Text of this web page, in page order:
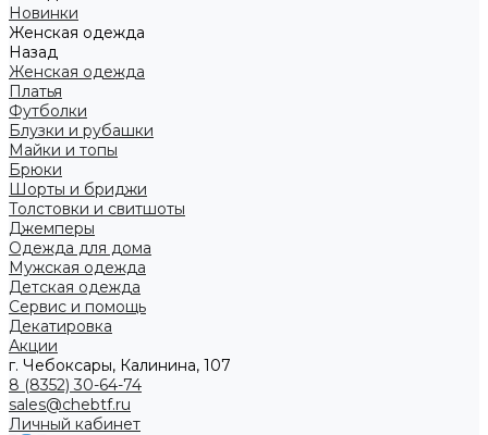
Новинки
Женская одежда
Назад
Женская одежда
Платья
Футболки
Блузки и рубашки
Майки и топы
Брюки
Шорты и бриджи
Толстовки и свитшоты
Джемперы
Одежда для дома
Мужская одежда
Детская одежда
Сервис и помощь
Декатировка
Акции
г. Чебоксары, Калинина, 107
8 (8352) 30-64-74
sales@chebtf.ru
Личный кабинет